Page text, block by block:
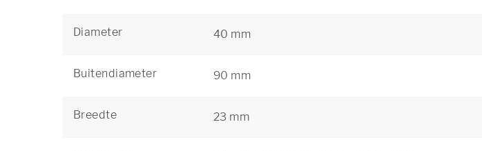
Diameter 40 mm
Buitendiameter 90 mm
Breedte 23 mm